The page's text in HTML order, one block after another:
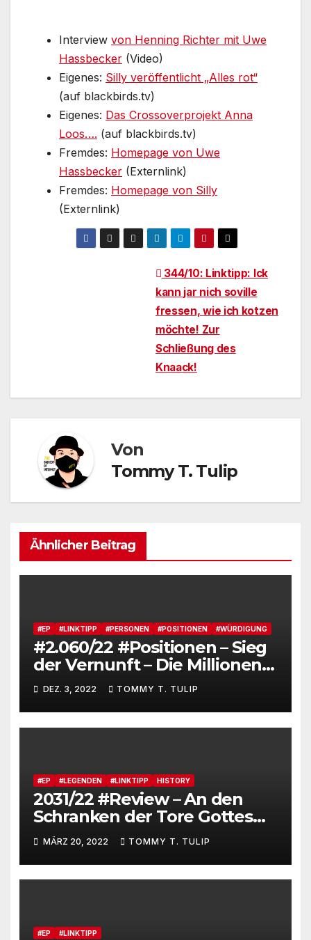
Interview von Henning Richter mit Uwe
Hassbecker (Video)
Eigenes: Silly veröffentlicht „Alles rot“
(auf blackbirds.tv)
Eigenes: Das Crossoverprojekt Anna
Loos…. (auf blackbirds.tv)
Fremdes: Homepage von Uwe
Hassbecker (Externlink)
Fremdes: Homepage von Silly
(Externlink)
Beitragsnavigation
344/10: Linktipp: Ick
kann jar nich soville
fressen, wie ich kotzen
möchte! Zur
Schließung des
Knaack!
Von
Tommy T. Tulip
Ähnlicher Beitrag
#EP #LINKTIPP #PERSONEN #POSITIONEN #WÜRDIGUNG
#2.060/22 #Positionen – Sieg
der Vernunft – Die Millionen
einer Verlagsgründung,
Milliardäre, Augstein und
Alice Schwarzers „80“
DEZ. 3, 2022 TOMMY T. TULIP
#EP #LEGENDEN #LINKTIPP HISTORY
2031/22 #Review – An den
Schranken der Tore Gottes
lebt das Ehepaar Honecker
bei Pastor Uwe Holmer in
Lobetal
#HoneckerundderPastor
MÄRZ 20, 2022 TOMMY T. TULIP
#EP #LINKTIPP